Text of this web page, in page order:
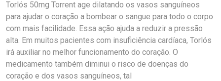
Torlós 50mg Torrent age dilatando os vasos sanguíneos
para ajudar o coração a bombear o sangue para todo o corpo
com mais facilidade. Essa ação ajuda a reduzir a pressão
alta. Em muitos pacientes com insuficiência cardíaca, Torlós
irá auxiliar no melhor funcionamento do coração. O
medicamento também diminui o risco de doenças do
coração e dos vasos sanguíneos, tal